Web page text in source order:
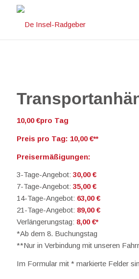
10,00€pro Tag
Preis pro Tag: 10,00 €**
Preisermäßigungen:
3-Tage-Angebot: 30,00 €
7-Tage-Angebot: 35,00€
14-Tage-Angebot: 63,00€
21-Tage-Angebot: 89,00€
Verlängerungstag: 8,00 €*
*Ab dem 8. Buchungstag
**Nur in Verbindung mit unseren
Im Formular mit * markierte Felder